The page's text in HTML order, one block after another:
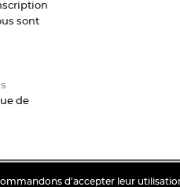
d'accepter leur
sont
de